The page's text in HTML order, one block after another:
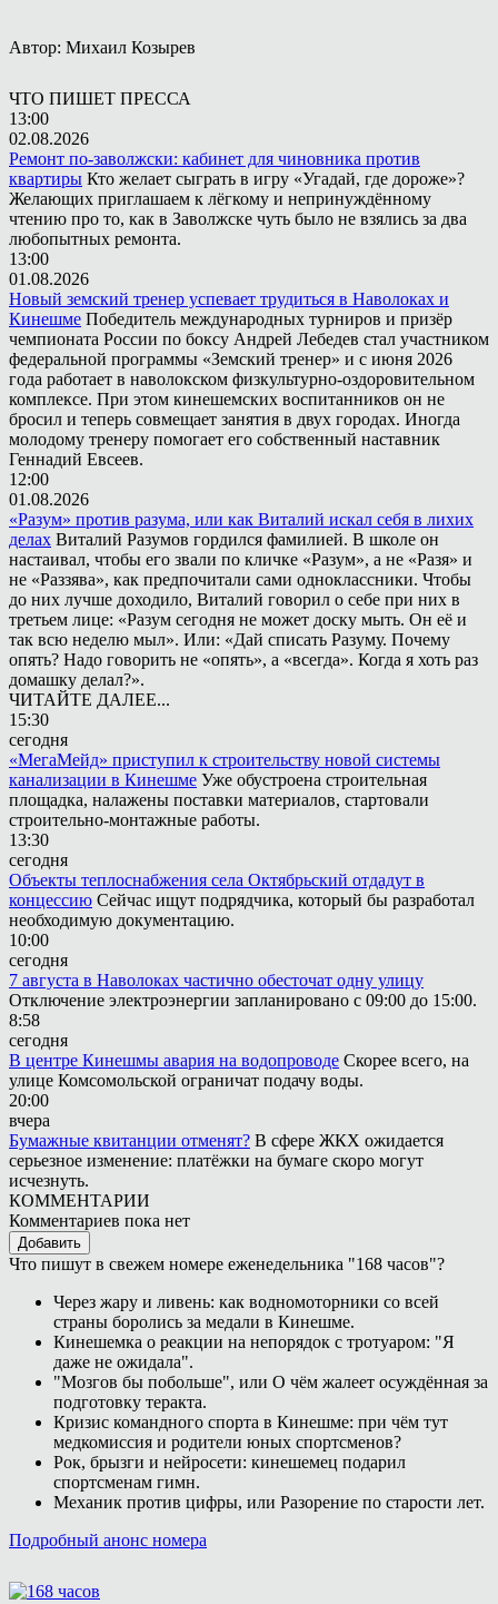
Автор: Михаил Козырев
ЧТО ПИШЕТ ПРЕССА
13:00
02.08.2026
Ремонт по-заволжски: кабинет для чиновника против
квартиры Кто желает сыграть в игру «Угадай, где дороже»?
Желающих приглашаем к лёгкому и непринуждённому
чтению про то, как в Заволжске чуть было не взялись за два
любопытных ремонта.
13:00
01.08.2026
Новый земский тренер успевает трудиться в Наволоках и
Кинешме Победитель международных турниров и призёр
чемпионата России по боксу Андрей Лебедев стал участником
федеральной программы «Земский тренер» и с июня 2026
года работает в наволокском физкультурно-оздоровительном
комплексе. При этом кинешемских воспитанников он не
бросил и теперь совмещает занятия в двух городах. Иногда
молодому тренеру помогает его собственный наставник
Геннадий Евсеев.
12:00
01.08.2026
«Разум» против разума, или как Виталий искал себя в лихих
делах Виталий Разумов гордился фамилией. В школе он
настаивал, чтобы его звали по кличке «Разум», а не «Разя» и
не «Раззява», как предпочитали сами одноклассники. Чтобы
до них лучше доходило, Виталий говорил о себе при них в
третьем лице: «Разум сегодня не может доску мыть. Он её и
так всю неделю мыл». Или: «Дай списать Разуму. Почему
опять? Надо говорить не «опять», а «всегда». Когда я хоть раз
домашку делал?».
ЧИТАЙТЕ ДАЛЕЕ...
15:30
сегодня
«МегаМейд» приступил к строительству новой системы
канализации в Кинешме Уже обустроена строительная
площадка, налажены поставки материалов, стартовали
строительно-монтажные работы.
13:30
сегодня
Объекты теплоснабжения села Октябрьский отдадут в
концессию Сейчас ищут подрядчика, который бы разработал
необходимую документацию.
10:00
сегодня
7 августа в Наволоках частично обесточат одну улицу
Отключение электроэнергии запланировано с 09:00 до 15:00.
8:58
сегодня
В центре Кинешмы авария на водопроводе Скорее всего, на
улице Комсомольской ограничат подачу воды.
20:00
вчера
Бумажные квитанции отменят? В сфере ЖКХ ожидается
серьезное изменение: платёжки на бумаге скоро могут
исчезнуть.
КОММЕНТАРИИ
Комментариев пока нет
Добавить
Что пишут в свежем номере еженедельника "168 часов"?
Через жару и ливень: как водномоторники со всей
страны боролись за медали в Кинешме.
Кинешемка о реакции на непорядок с тротуаром: "Я
даже не ожидала".
"Мозгов бы побольше", или О чём жалеет осуждённая за
подготовку теракта.
Кризис командного спорта в Кинешме: при чём тут
медкомиссия и родители юных спортсменов?
Рок, брызги и нейросети: кинешемец подарил
спортсменам гимн.
Механик против цифры, или Разорение по старости лет.
Подробный анонс номера